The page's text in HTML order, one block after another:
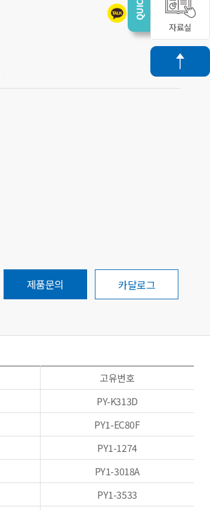
자료실
제품문의 카달로그
고유번호
PY-K313D
PY1-EC80F
PY1-1274
PY1-3018A
PY1-3533